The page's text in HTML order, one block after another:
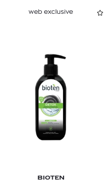
web exclusive
BIOTEN